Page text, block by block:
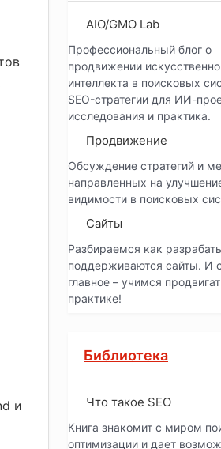
и
AIO/GMO Lab
Профессиональный блог о
продвижении
интеллекта в поисковых
SEO-стратегии для ИИ-
исследования и практика.
Продвижение
Обсуждение стратегий и
направленных на
видимости в поисковых
Сайты
Разбираемся как
поддерживаются сайты. И
главное – учимся
практике!
Библиотека
Что такое SEO
Книга знакомит с миром
оптимизации и дает